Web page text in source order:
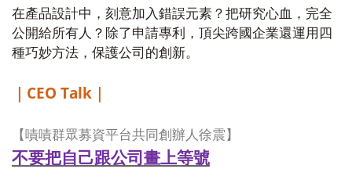
在產品設計中，刻意加入錯誤元素？把研究心血，完全
公開給所有人？除了申請專利，頂尖跨國企業還運用四
種巧妙方法，保護公司的創新。
CEO Talk
【嘖嘖群眾募資平台共同創辦人徐震】
不要把自己跟公司畫上等號